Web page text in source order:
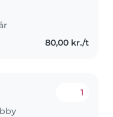
noget som
Jeg er god til at
på små lege,..
80,00 kr./t
1